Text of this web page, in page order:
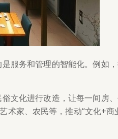
服务和管理的智能化。例如
化进行改造，让每一间房
家、农民等，推动“文化+